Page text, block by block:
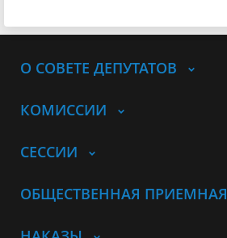
О СОВЕТЕ ДЕПУТАТОВ
КОМИССИИ
СЕССИИ
ОБЩЕСТВЕННАЯ ПРИЕМНАЯ